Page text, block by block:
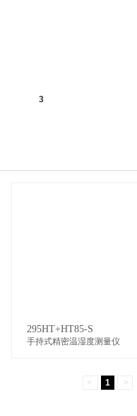
295HT+HT85-S
手持式精密温湿度测量仪
< 1 >